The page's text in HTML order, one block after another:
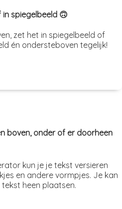
spiegelbeeld 🙃
zet het in spiegelbeeld of
én ondersteboven tegelijk!
boven, onder of er doorheen
kun je je tekst versieren
en andere vormpjes. Je kan
heen plaatsen.